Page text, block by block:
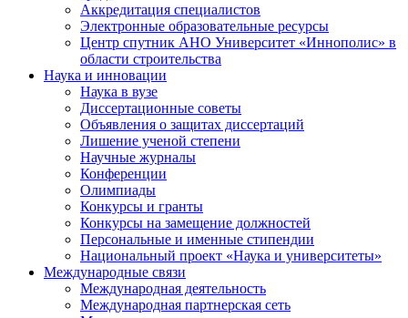
Аккредитация специалистов
Электронные образовательные ресурсы
Центр спутник АНО Университет «Иннополис» в
области строительства
Наука и инновации
Наука в вузе
Диссертационные советы
Объявления о защитах диссертаций
Лишение ученой степени
Научные журналы
Конференции
Олимпиады
Конкурсы и гранты
Конкурсы на замещение должностей
Персональные и именные стипендии
Национальный проект «Наука и университеты»
Международные связи
Международная деятельность
Международная партнерская сеть